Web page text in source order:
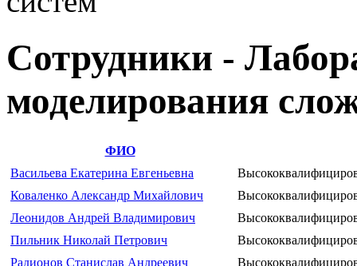
Сотрудники -
моделирования
ФИО
Васильева Екатерина Евгеньевна
Коваленко Александр Михайлович
Леонидов Андрей Владимирович
Пильник Николай Петрович
Радионов Станислав Андреевич